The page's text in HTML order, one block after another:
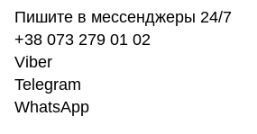
Пишите в мессенджеры 24/7
+38 073 279 01 02
Viber
Telegram
WhatsApp